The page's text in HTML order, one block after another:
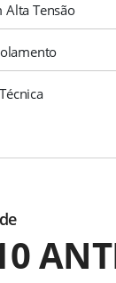
Alta Tensão